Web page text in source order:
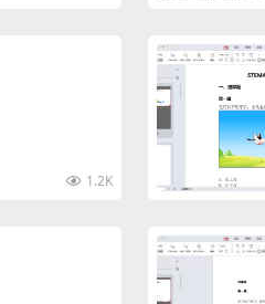
1.2K